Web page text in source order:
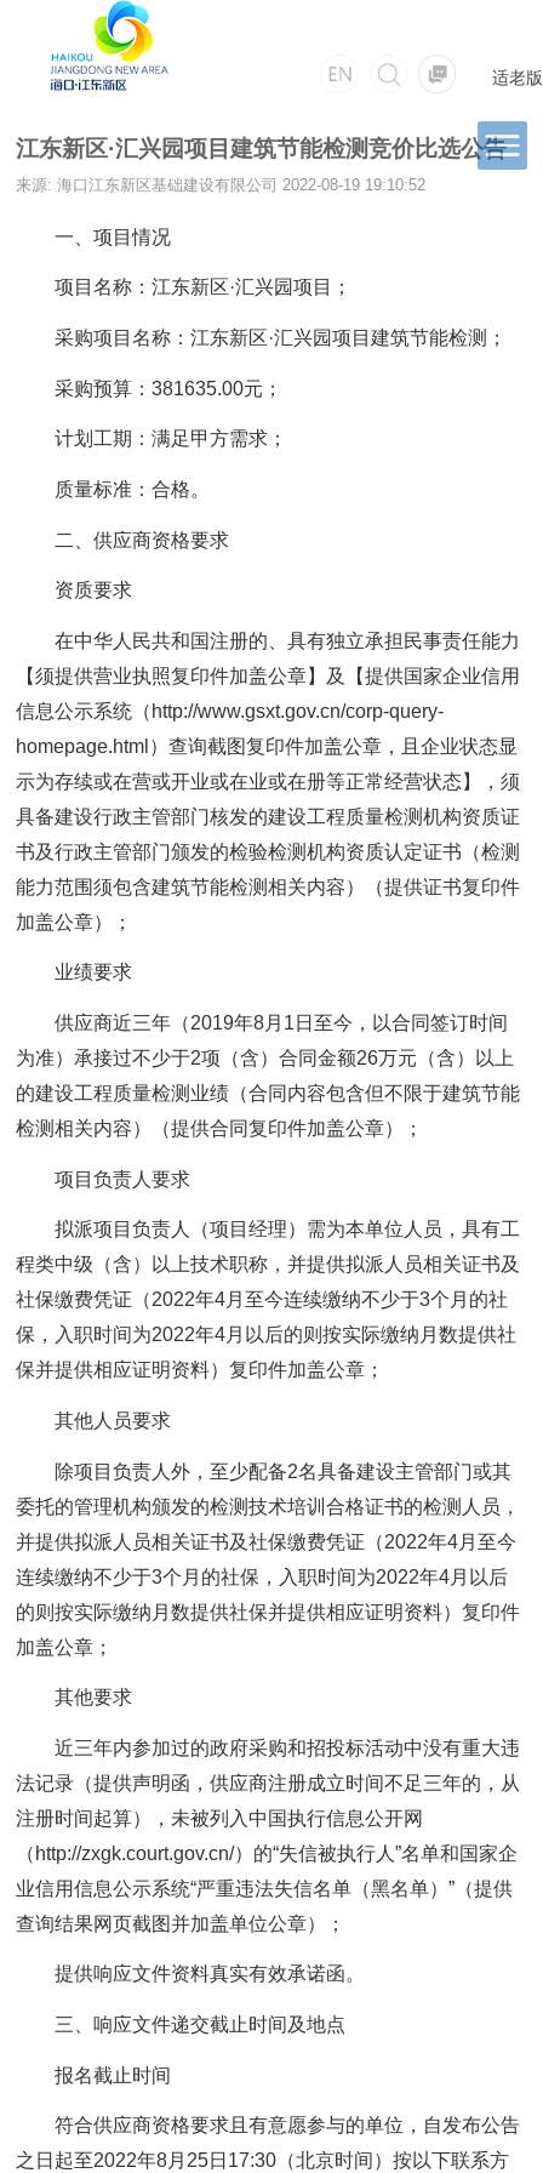
适老版
江东新区·汇兴园项目建筑节能检测竞价比选公告
来源: 海口江东新区基础建设有限公司 2022-08-19 19:10:52
一、项目情况
项目名称：江东新区·汇兴园项目；
采购项目名称：江东新区·汇兴园项目建筑节能检测；
采购预算：381635.00元；
计划工期：满足甲方需求；
质量标准：合格。
二、供应商资格要求
资质要求
在中华人民共和国注册的、具有独立承担民事责任能力
【须提供营业执照复印件加盖公章】及【提供国家企业信用
信息公示系统（http://www.gsxt.gov.cn/corp-query-
homepage.html）查询截图复印件加盖公章，且企业状态显
示为存续或在营或开业或在业或在册等正常经营状态】，须
具备建设行政主管部门核发的建设工程质量检测机构资质证
书及行政主管部门颁发的检验检测机构资质认定证书（检测
能力范围须包含建筑节能检测相关内容）（提供证书复印件
加盖公章）；
业绩要求
供应商近三年（2019年8月1日至今，以合同签订时间
为准）承接过不少于2项（含）合同金额26万元（含）以上
的建设工程质量检测业绩（合同内容包含但不限于建筑节能
检测相关内容）（提供合同复印件加盖公章）；
项目负责人要求
拟派项目负责人（项目经理）需为本单位人员，具有工
程类中级（含）以上技术职称，并提供拟派人员相关证书及
社保缴费凭证（2022年4月至今连续缴纳不少于3个月的社
保，入职时间为2022年4月以后的则按实际缴纳月数提供社
保并提供相应证明资料）复印件加盖公章；
其他人员要求
除项目负责人外，至少配备2名具备建设主管部门或其
委托的管理机构颁发的检测技术培训合格证书的检测人员，
并提供拟派人员相关证书及社保缴费凭证（2022年4月至今
连续缴纳不少于3个月的社保，入职时间为2022年4月以后
的则按实际缴纳月数提供社保并提供相应证明资料）复印件
加盖公章；
其他要求
近三年内参加过的政府采购和招投标活动中没有重大违
法记录（提供声明函，供应商注册成立时间不足三年的，从
注册时间起算），未被列入中国执行信息公开网
（http://zxgk.court.gov.cn/）的“失信被执行人”名单和国家企
业信用信息公示系统“严重违法失信名单（黑名单）”（提供
查询结果网页截图并加盖单位公章）；
提供响应文件资料真实有效承诺函。
三、响应文件递交截止时间及地点
报名截止时间
符合供应商资格要求且有意愿参与的单位，自发布公告
之日起至2022年8月25日17:30（北京时间）按以下联系方